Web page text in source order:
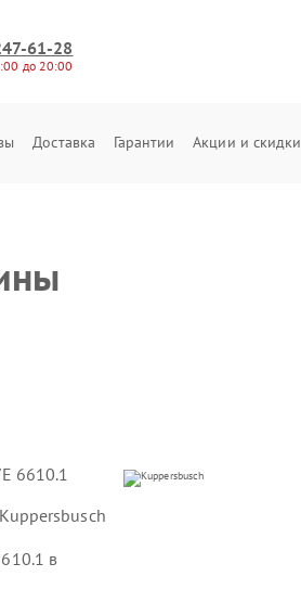
61-28
до 20:00
Доставка Гарантии Акции и скидки
6610.1
в